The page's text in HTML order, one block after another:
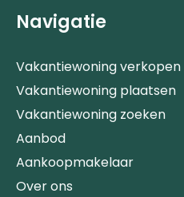
Navigatie
Vakantiewoning verkopen
Vakantiewoning plaatsen
Vakantiewoning zoeken
Aanbod
Aankoopmakelaar
Over ons